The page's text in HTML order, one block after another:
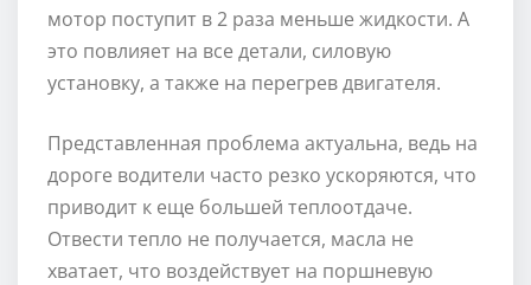
мотор поступит в 2 раза меньше жидкости. А
это повлияет на все детали, силовую
установку, а также на перегрев двигателя.
Представленная проблема актуальна, ведь на
дороге водители часто резко ускоряются, что
приводит к еще большей теплоотдаче.
Отвести тепло не получается, масла не
хватает, что воздействует на поршневую